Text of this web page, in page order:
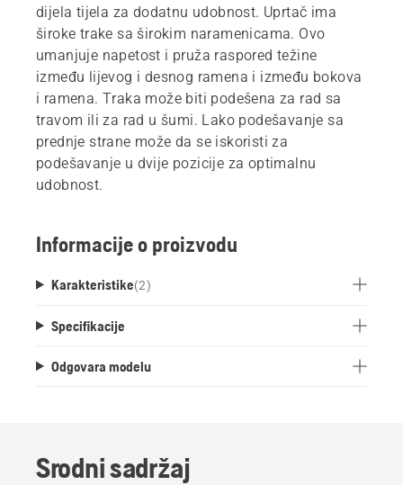
dijela tijela za dodatnu udobnost. Uprtač ima
široke trake sa širokim naramenicama. Ovo
umanjuje napetost i pruža raspored težine
između lijevog i desnog ramena i između bokova
i ramena. Traka može biti podešena za rad sa
travom ili za rad u šumi. Lako podešavanje sa
prednje strane može da se iskoristi za
podešavanje u dvije pozicije za optimalnu
udobnost.
Informacije o proizvodu
Karakteristike(2)
Specifikacije
Odgovara modelu
Srodni sadržaj